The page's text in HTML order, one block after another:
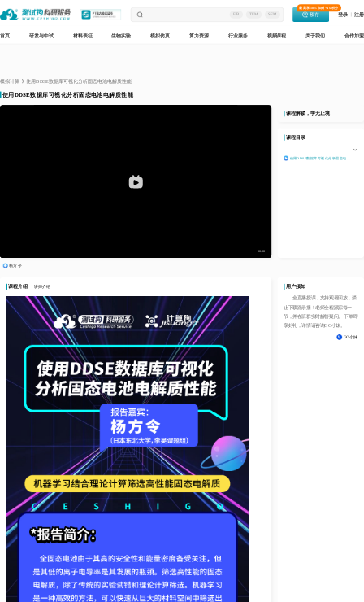
FIB TEM SEM
最高享18%加赠+4w积分
预存 登录 注册
首页 研发与中试 材料表征 生物实验 模拟仿真 算力资源 行业服务 视频课程 关于我们 合作加盟
模拟计算 使用DDSE数据库可视化分析固态电池电解质性能
使用DDSE数据库可视化分析固态电池电解质性能
杨方令
课程解锁，学无止境
课程目录
课程介绍 讲师介绍 用户须知
全直播授课，支持观看回放，禁
止下载跟录播！老师全程跟踪每一
节，并在班群实时解答疑问。 下单即
享好礼，详情请咨询GO小妹。
GO小妹